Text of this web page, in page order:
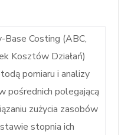
Costing (ABC,
Kosztów Działań)
pomiaru i analizy
pośrednich polegającą
zużycia zasobów
stopnia ich